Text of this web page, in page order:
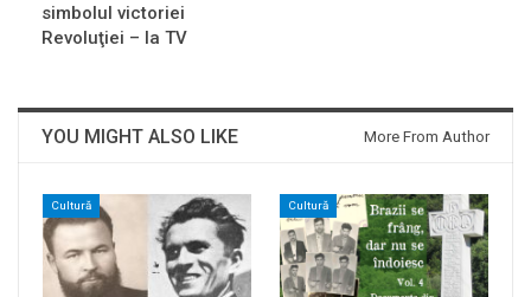
simbolul victoriei
Revoluţiei – la TV
YOU MIGHT ALSO LIKE More From Author
Cultură Cultură